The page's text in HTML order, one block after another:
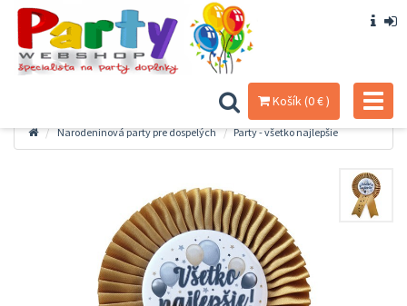
Košík (0 € )
Narodeninová party pre dospelých Party - všetko najlepšie